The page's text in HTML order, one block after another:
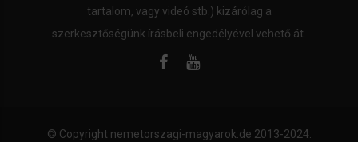
tartalom, vagy videó stb.) kizárólag a
szerkesztőségünk írásbeli engedélyével vehető át.
© Copyright nemetorszagi-magyarok.de 2013-2024.